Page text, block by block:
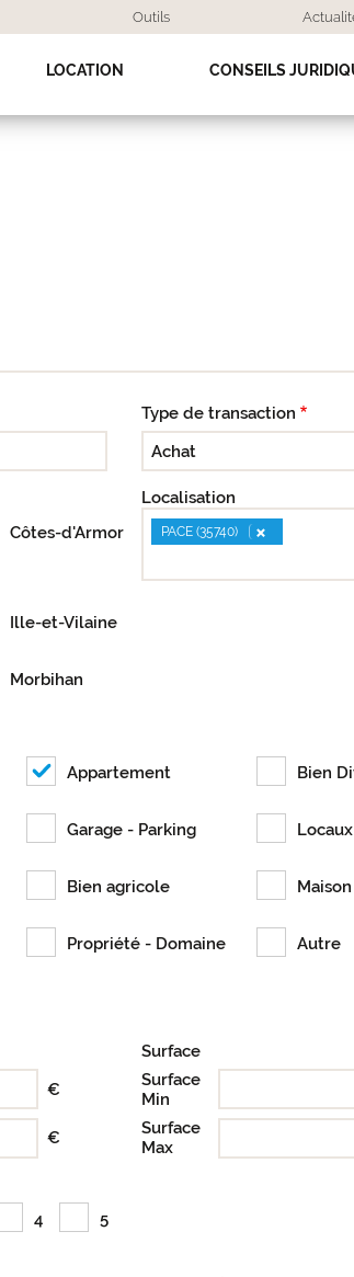
Outils
LOCATION CONSEILS
Type de transaction
Côtes-d'Armor
Ille-et-Vilaine
Morbihan
Localisation
×
PACE (35740)
Appartement Bien
Garage - Parking
Bien agricole
Propriété - Domaine Autre
€
€
Surface
Surface
Min
Surface
Max
4 5